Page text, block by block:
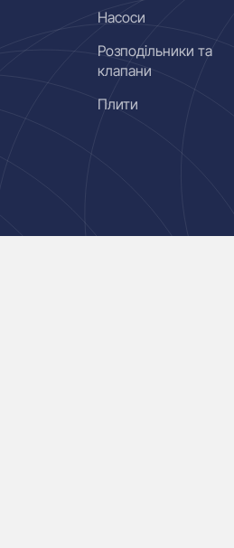
Насоси
Розподільники та
клапани
Плити